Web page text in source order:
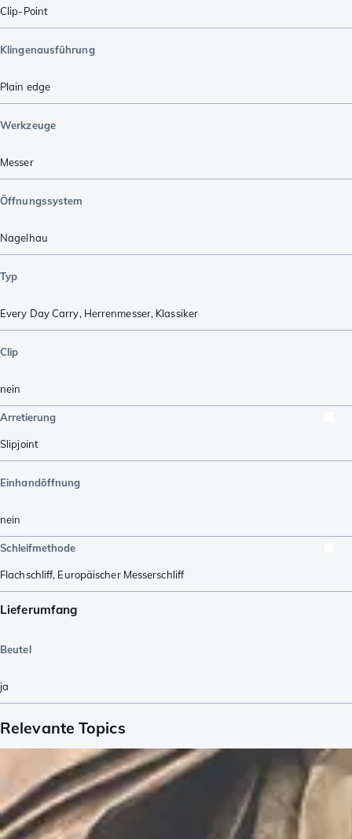
Clip-Point
Klingenausführung
Plain edge
Werkzeuge
Messer
Öffnungssystem
Nagelhau
Typ
Every Day Carry, Herrenmesser, Klassiker
Clip
nein
Arretierung
Slipjoint
Einhandöffnung
nein
Schleifmethode
Flachschliff, Europäischer Messerschliff
Lieferumfang
Beutel
ja
Relevante Topics